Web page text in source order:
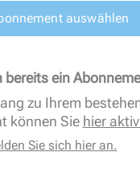
auswählen
bereits ein
zu Ihrem
können Sie hier
Sie sich hier an.